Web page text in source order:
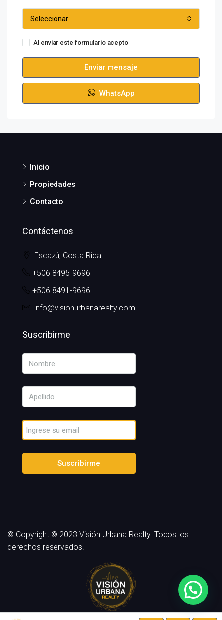
Seleccionar
Al enviar este formulario acepto
Enviar mensaje
WhatsApp
Inicio
Propiedades
Contacto
Contáctenos
Escazú, Costa Rica
+506 8495-9696
+506 8491-9696
info@visionurbanarealty.com
Suscribirme
Suscribirme
© Copyright © 2023 Visión Urbana Realty. Todos los
derechos reservados.